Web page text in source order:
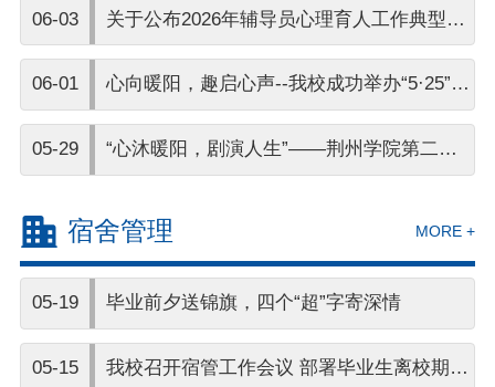
06-03 关于公布2026年辅导员心理育人工作典型案
06-01 心向暖阳，趣启心声--我校成功举办“5·25”心
05-29 “心沐暖阳，剧演人生”——荆州学院第二届
宿舍管理 MORE +
05-19 毕业前夕送锦旗，四个“超”字寄深情
05-15 我校召开宿管工作会议 部署毕业生离校期间